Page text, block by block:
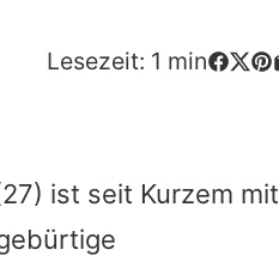
Lesezeit: 1 min
ist seit Kurzem mit